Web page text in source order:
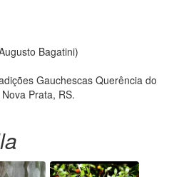
Bagatini)
Gauchescas Querência do
Prata, RS.